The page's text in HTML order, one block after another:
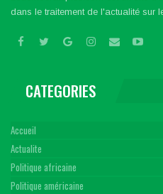
dans le traitement de l'actualité sur
CATEGORIES
Accueil
Actualite
Politique africaine
Politique américaine